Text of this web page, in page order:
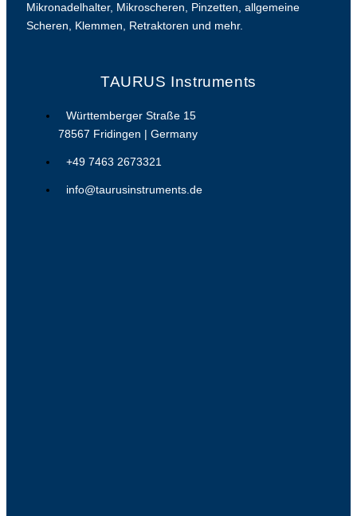
Mikronadelhalter, Mikroscheren, Pinzetten, allgemeine
Scheren, Klemmen, Retraktoren und mehr.
TAURUS Instruments
Württemberger Straße 15
78567 Fridingen | Germany
+49 7463 2673321
info@taurusinstruments.de